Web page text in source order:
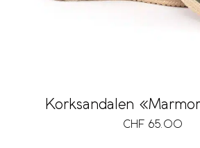
Korksandalen
CHF 65.00